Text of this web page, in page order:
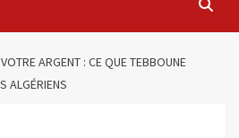
VOTRE ARGENT : CE QUE TEBBOUNE
ALGÉRIENS